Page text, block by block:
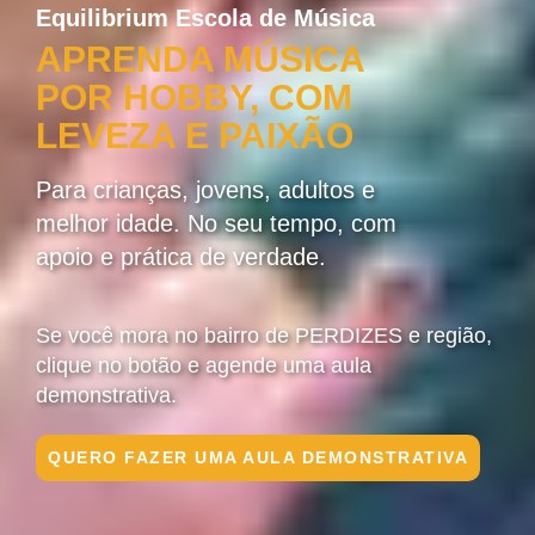
Equilibrium Escola de Música
APRENDA MÚSICA
POR HOBBY, COM
LEVEZA E PAIXÃO
Para crianças, jovens, adultos e
melhor idade. No seu tempo, com
apoio e prática de verdade.
Se você mora no bairro de PERDIZES e região,
clique no botão e agende uma aula
demonstrativa.
QUERO FAZER UMA AULA DEMONSTRATIVA